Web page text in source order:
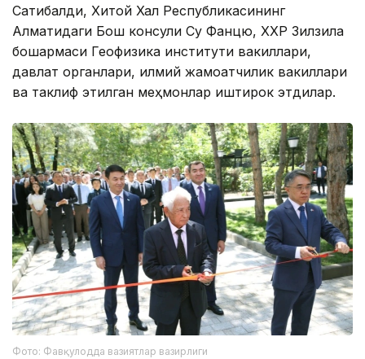
Сатибалди, Хитой Халқ Республикасининг
Алматидаги Бош консули Су Фанцю, ХХР Зилзила
бошқармаси Геофизика институти вакиллари,
давлат органлари, илмий жамоатчилик вакиллари
ва таклиф этилган меҳмонлар иштирок этдилар.
Фото: Фавқулодда вазиятлар вазирлиги